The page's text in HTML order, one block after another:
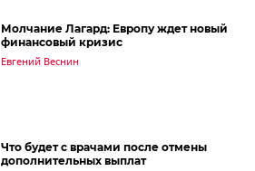
Молчание Лагард: Европу ждет новый
финансовый кризис
Евгений Веснин
Что будет с врачами после отмены
дополнительных выплат